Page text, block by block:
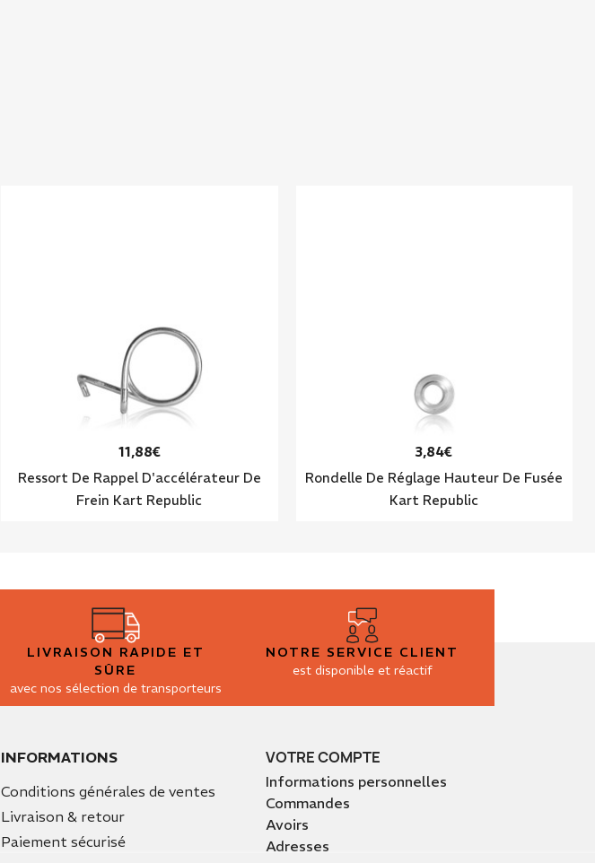
11,88€
Ressort De Rappel D'accélérateur De
Frein Kart Republic
3,84€
Rondelle De Réglage Hauteur De Fusée
Kart Republic
LIVRAISON RAPIDE ET
SÛRE
avec nos sélection de transporteurs
NOTRE SERVICE CLIENT
est disponible et réactif
INFORMATIONS
Conditions générales de ventes
Livraison & retour
Paiement sécurisé
VOTRE COMPTE
Informations personnelles
Commandes
Avoirs
Adresses